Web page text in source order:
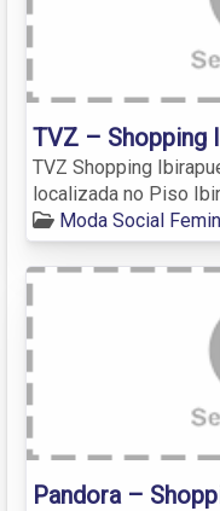
TVZ – Shopping
TVZ Shopping
localizada no Piso
Moda Social
Pandora –